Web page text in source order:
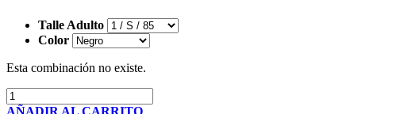
Talle Adulto
Color
Esta combinación no existe.